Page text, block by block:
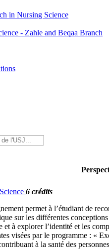
in Nursing Science
- Zahle and Beqaa Branch
6 crédits
permet à l’étudiant de
sur les différentes
et à explorer l’identité et les
visées par le programme : «
à la santé des